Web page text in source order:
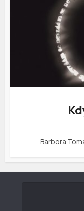
Barbora